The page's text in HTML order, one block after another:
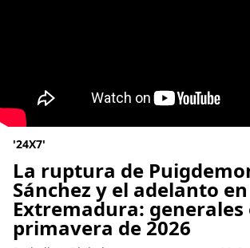
'24X7'
La ruptura de
Sánchez y el adelanto en
Extremadura: generales
primavera de 2026